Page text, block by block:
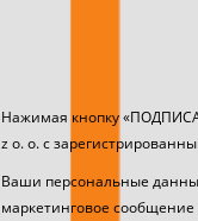
Нажимая кнопку
z o. o. с
Ваши персональные
маркетинговое сообщение